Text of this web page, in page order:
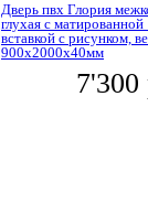
Дверь пвх Глория
глухая с
вставкой с рисунком,
900x2000x40мм
7'300